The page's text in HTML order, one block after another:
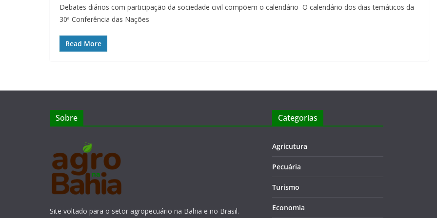
Debates diários com participação da sociedade civil compõem o calendário O calendário dos dias temáticos da
30ª Conferência das Nações
Read More
Sobre
Site voltado para o setor agropecuário na Bahia e no Brasil.
Categorias
Agricutura
Pecuária
Turismo
Economia